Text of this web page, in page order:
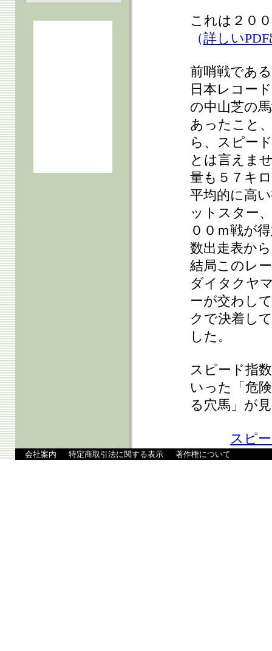
これは２０
（詳しい
前哨戦であ
日本レコー
の中山芝の
あったこと
ら、スピー
とは言えま
量も５７キ
平均的に高
ットスター
００ｍ戦が
数出走表か
結局このレ
ダイタクヤ
ーが交わし
クで決着し
した。
スピード指
いった「危
る穴馬」が
スピ
会社案内 特定商取引法に関する表示 著作権について